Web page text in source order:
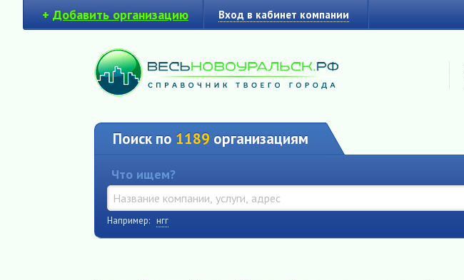
+ Добавить организацию Вход в кабинет компании
Поиск по 1189 организациям
Что ищем?
Например: нгг